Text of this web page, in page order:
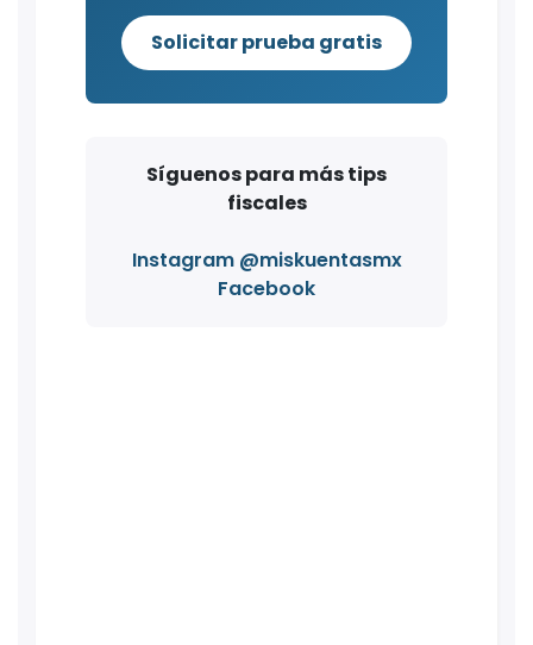
Solicitar prueba gratis
Síguenos para más tips
fiscales
Instagram @miskuentasmx
Facebook